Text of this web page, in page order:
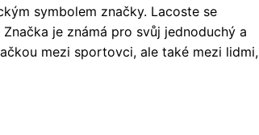
symbolem značky. Lacoste se
je známá pro svůj jednoduchý a
mezi sportovci, ale také mezi lidmi,